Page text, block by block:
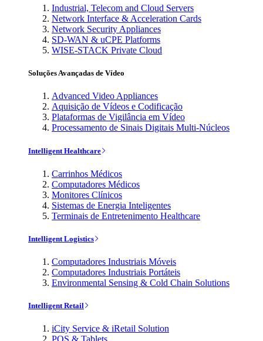
Industrial, Telecom and Cloud Servers
Network Interface & Acceleration Cards
Network Security Appliances
SD-WAN & uCPE Platforms
WISE-STACK Private Cloud
Soluções Avançadas de Vídeo
Advanced Video Appliances
Aquisição de Vídeos e Codificação
Plataformas de Vigilância em Vídeo
Processamento de Sinais Digitais Multi-Núcleos
Intelligent Healthcare
Carrinhos Médicos
Computadores Médicos
Monitores Clínicos
Sistemas de Energia Inteligentes
Terminais de Entretenimento Healthcare
Intelligent Logistics
Computadores Industriais Móveis
Computadores Industriais Portáteis
Environmental Sensing & Cold Chain Solutions
Intelligent Retail
iCity Service & iRetail Solution